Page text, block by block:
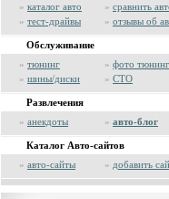
» каталог авто » сравнить
» тест-драйвы » отзывы об
Обслуживание
» тюнинг » фото
» шины/диски » СТО
Развлечения
» анекдоты » авто-блог
Каталог Авто-сайтов
» авто-сайты » добавить